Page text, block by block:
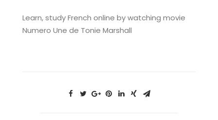
Learn, study French online by watching movie
Numero Une de Tonie Marshall